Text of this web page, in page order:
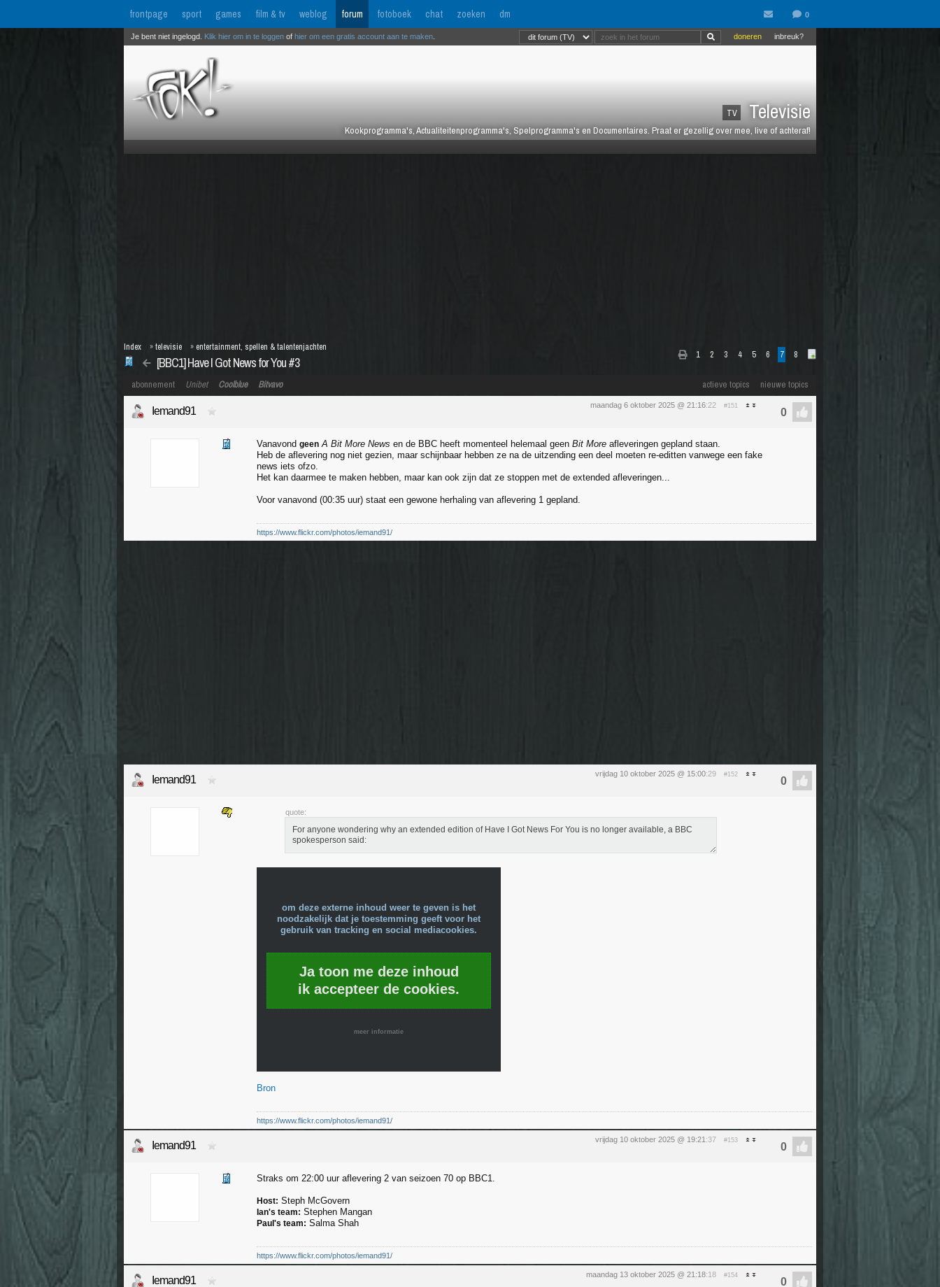
frontpage sport games film & tv weblog forum fotoboek chat zoeken dm
TV Televisie
Kookprogramma's, Actualiteitenprogramma's, Spelprogramma's en Documentaires. Praat er gezellig over mee, live of achteraf!
inbreuk?
doneren
Je bent niet ingelogd. Klik hier om in te loggen of hier om een gratis account aan te maken
1 2 3 4 5 6 7 8
[BBC1] Have I Got News for You #3
Index »televisie » entertainment, spellen & talentenjachten
actieve topics nieuwe topics
abonnement Unibet Coolblue Bitvavo
maandag 6 oktober 2025 @ 21:16:22 #151
Iemand91
Vanavond geen A Bit More News en de BBC heeft momenteel helemaal geen Bit More afleveringen gepland staan.
Heb de aflevering nog niet gezien, maar schijnbaar hebben ze na de uitzending een deel moeten re-editten vanwege een fake
news iets ofzo.
Het kan daarmee te maken hebben, maar kan ook zijn dat ze stoppen met de extended afleveringen...
Voor vanavond (00:35 uur) staat een gewone herhaling van aflevering 1 gepland.
https://www.flickr.com/photos/iemand91/
vrijdag 10 oktober 2025 @ 15:00:29 #152
Iemand91
quote:
For anyone wondering why an extended edition of Have I Got News For You is no longer available, a BBC
spokesperson said:
om deze externe inhoud weer te geven is het
noodzakelijk dat je toestemming geeft voor het
gebruik van tracking en social mediacookies.
Ja toon me deze inhoud
ik accepteer de cookies.
meer informatie
Bron
https://www.flickr.com/photos/iemand91/
vrijdag 10 oktober 2025 @ 19:21 :37 #153
Iemand91
Straks om 22:00 uur aflevering 2 van seizoen 70 op BBC1.
Host: Steph McGovern
Ian's team: Stephen Mangan
Paul's team: Salma Shah
https://www.flickr.com/photos/iemand91/
maandag 13 oktober 2025 @ 21:18:18 #154
Iemand91